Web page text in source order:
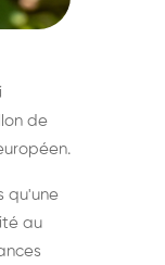
de
qu'une
au